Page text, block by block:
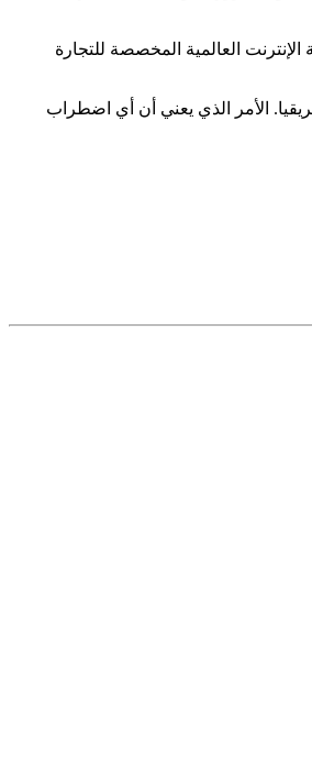
العالمية المخصصة للتجارة
الأمر الذي يعني أن أي اضطراب